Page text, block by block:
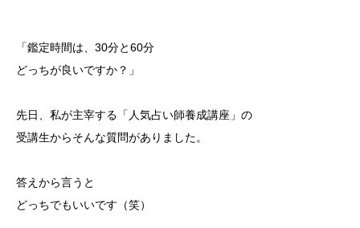
「鑑定時間は、30分と60分
どっちが良いですか？」
先日、私が主宰する「人気占い師養成講座」の
受講生からそんな質問がありました。
答えから言うと
どっちでもいいです（笑）